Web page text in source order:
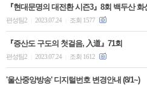
『현대문명의 대전환 시즌3』8회 백두산
편성팀2 2023.07.24 조회 1577
『증산도 구도의 첫걸음, 入道』71회
편성팀2 2023.07.24 조회 1612
'울산중앙방송' 디지털번호 변경안내 (8/1~)